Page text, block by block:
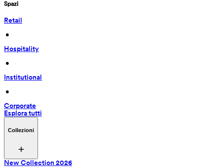
Spazi
Retail
•
Hospitality
•
Institutional
•
Corporate
Esplora tutti
Collezioni
New Collection 2026